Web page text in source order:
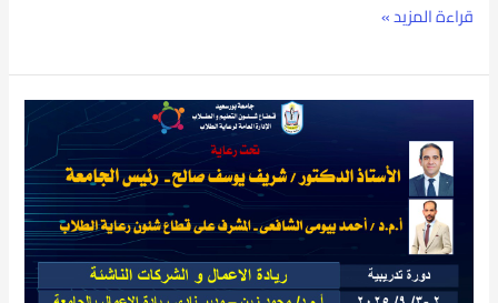
قراءة المزيد »
جامعة
بورسعيد
تنظم
دورة